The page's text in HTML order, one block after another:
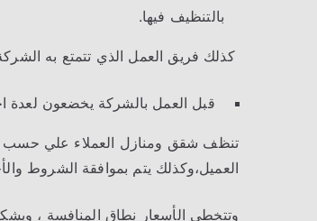
بالتنظيف فيها.
كذلك فريق العمل الذي تتمتع به
قبل العمل بالشركة يخضعون لعدة
تنظف شقق ومنازل العملاء علي حسب
العميل،وكذلك يتم بموافقة الشروط
وتتخطى الأسعار نطاق المنافسة ،